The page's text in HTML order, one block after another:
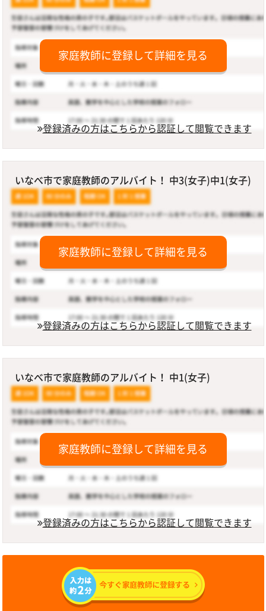
家庭教師に登録して詳細を見る
登録済みの方はこちらから認証して閲覧できます
いなべ市で家庭教師のアルバイト！ 中3(女子)中1(女子)
家庭教師に登録して詳細を見る
登録済みの方はこちらから認証して閲覧できます
いなべ市で家庭教師のアルバイト！ 中1(女子)
家庭教師に登録して詳細を見る
登録済みの方はこちらから認証して閲覧できます